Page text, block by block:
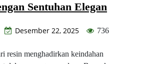
Sentuhan Elegan
Desember 22, 2025 736
resin menghadirkan keindahan